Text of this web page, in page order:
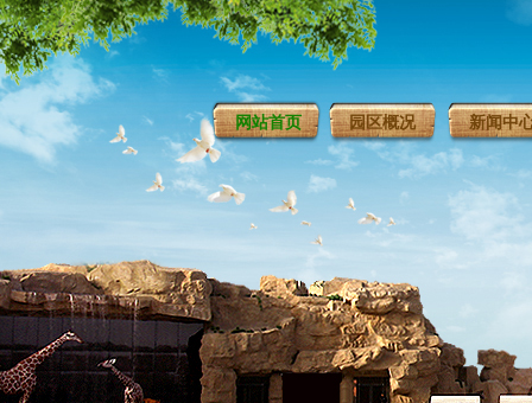
网站首页 园区概况 新闻中